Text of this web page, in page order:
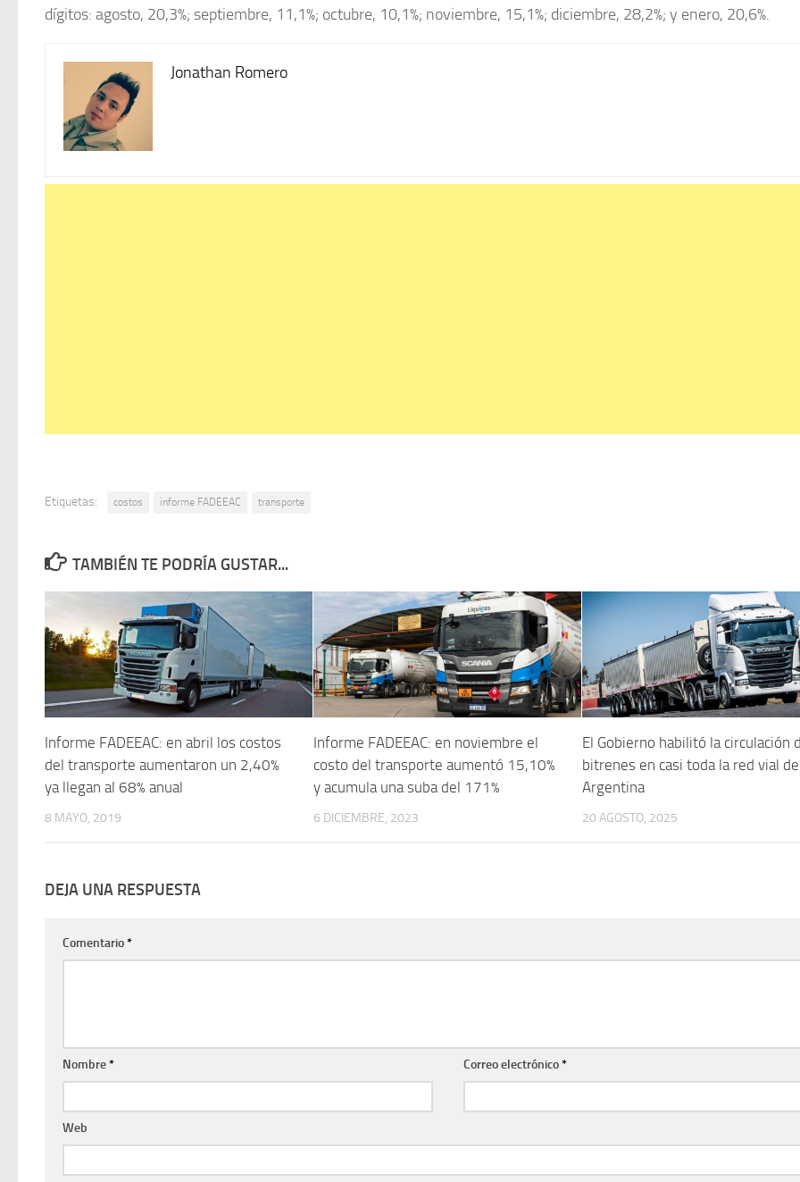
dígitos: agosto, 20,3%; septiembre, 11,1%; octubre, 10,1%; noviembre, 15,1%; diciembre, 28,2%; y enero, 20,6%.
Jonathan Romero
Etiquetas: costos informe FADEEAC transporte
TAMBIÉN TE PODRÍA GUSTAR...
Informe FADEEAC: en abril los costos
del transporte aumentaron un 2,40%
ya llegan al 68% anual
8 MAYO, 2019
Informe FADEEAC: en noviembre el
costo del transporte aumentó 15,10%
y acumula una suba del 171%
6 DICIEMBRE, 2023
El Gobierno habilitó la circulación
bitrenes en casi toda la red vial de
Argentina
20 AGOSTO, 2025
DEJA UNA RESPUESTA
Comentario*
Nombre* Correo electrónico*
Web